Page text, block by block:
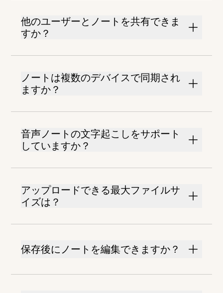
他のユーザーとノートを共有できま
すか？
ノートは複数のデバイスで同期され
ますか？
音声ノートの文字起こしをサポート
していますか？
アップロードできる最大ファイルサ
イズは？
保存後にノートを編集できますか？